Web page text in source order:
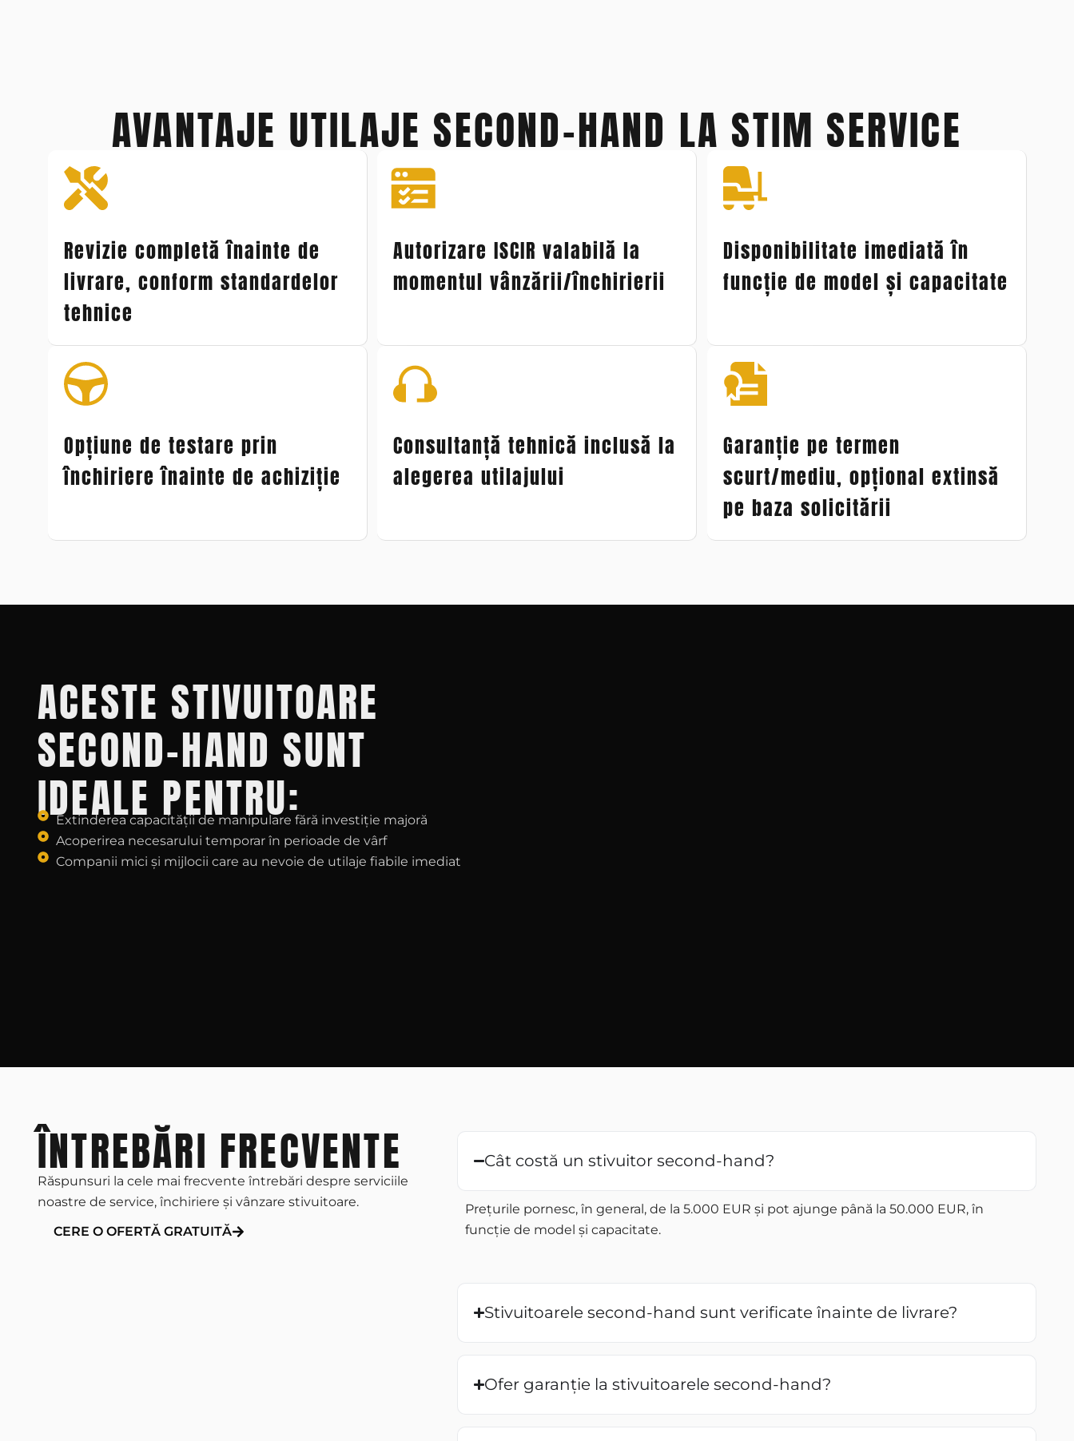
AVANTAJE UTILAJE SECOND-HAND LA STIM SERVICE
Revizie completă înainte de
livrare, conform standardelor
tehnice
Autorizare ISCIR valabilă la
momentul vânzării/închirierii
Disponibilitate imediată în
funcție de model și capacitate
Opțiune de testare prin
închiriere înainte de achiziție
Consultanță tehnică inclusă la
alegerea utilajului
Garanție pe termen
scurt/mediu, opțional extinsă
pe baza solicitării
ACESTE STIVUITOARE
SECOND-HAND SUNT
IDEALE PENTRU:
Extinderea capacității de manipulare fără investiție majoră
Acoperirea necesarului temporar în perioade de vârf
Companii mici și mijlocii care au nevoie de utilaje fiabile imediat
ÎNTREBĂRI FRECVENTE
Răspunsuri la cele mai frecvente întrebări despre serviciile
noastre de service, închiriere și vânzare stivuitoare.
CERE O OFERTĂ GRATUITĂ
Cât costă un stivuitor second-hand?
Prețurile pornesc, în general, de la 5.000 EUR și pot ajunge până la 50.000 EUR, în
funcție de model și capacitate.
Stivuitoarele second-hand sunt verificate înainte de livrare?
Ofer garanție la stivuitoarele second-hand?